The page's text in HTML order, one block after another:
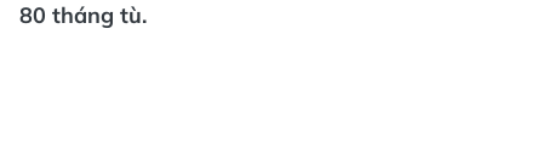
80 tháng tù.